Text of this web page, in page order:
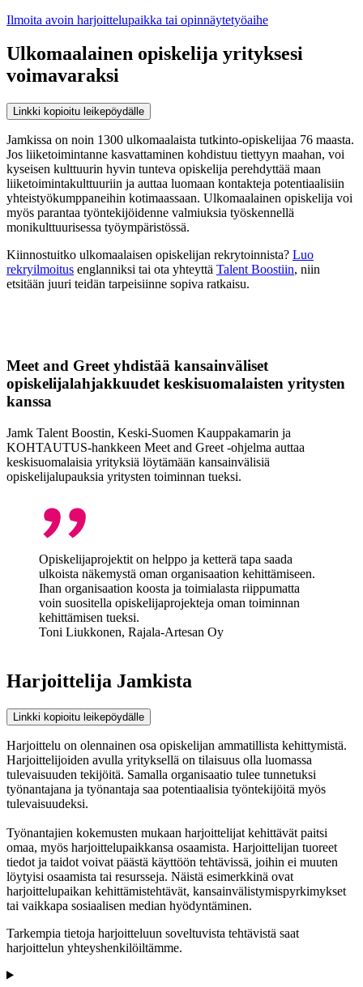
Ilmoita avoin harjoittelupaikka tai opinnäytetyöaihe
Ulkomaalainen opiskelija yrityksesi
voimavaraksi
Linkki kopioitu leikepöydälle
Jamkissa on noin 1300 ulkomaalaista tutkinto-opiskelijaa 76 maasta.
Jos liiketoimintanne kasvattaminen kohdistuu tiettyyn maahan, voi
kyseisen kulttuurin hyvin tunteva opiskelija perehdyttää maan
liiketoimintakulttuuriin ja auttaa luomaan kontakteja potentiaalisiin
yhteistyökumppaneihin kotimaassaan. Ulkomaalainen opiskelija voi
myös parantaa työntekijöidenne valmiuksia työskennellä
monikulttuurisessa työympäristössä.
Kiinnostuitko ulkomaalaisen opiskelijan rekrytoinnista? Luo
rekryilmoitus englanniksi tai ota yhteyttä Talent Boostiin, niin
etsitään juuri teidän tarpeisiinne sopiva ratkaisu.
Meet and Greet yhdistää kansainväliset
opiskelijalahjakkuudet keskisuomalaisten yritysten
kanssa
Jamk Talent Boostin, Keski-Suomen Kauppakamarin ja
KOHTAUTUS-hankkeen Meet and Greet -ohjelma auttaa
keskisuomalaisia yrityksiä löytämään kansainvälisiä
opiskelijalupauksia yritysten toiminnan tueksi.
Opiskelijaprojektit on helppo ja ketterä tapa saada
ulkoista näkemystä oman organisaation kehittämiseen.
Ihan organisaation koosta ja toimialasta riippumatta
voin suositella opiskelijaprojekteja oman toiminnan
kehittämisen tueksi.
Toni Liukkonen, Rajala-Artesan Oy
Harjoittelija Jamkista
Linkki kopioitu leikepöydälle
Harjoittelu on olennainen osa opiskelijan ammatillista kehittymistä.
Harjoittelijoiden avulla yrityksellä on tilaisuus olla luomassa
tulevaisuuden tekijöitä. Samalla organisaatio tulee tunnetuksi
työnantajana ja työnantaja saa potentiaalisia työntekijöitä myös
tulevaisuudeksi.
Työnantajien kokemusten mukaan harjoittelijat kehittävät paitsi
omaa, myös harjoittelupaikkansa osaamista. Harjoittelijan tuoreet
tiedot ja taidot voivat päästä käyttöön tehtävissä, joihin ei muuten
löytyisi osaamista tai resursseja. Näistä esimerkkinä ovat
harjoittelupaikan kehittämistehtävät, kansainvälistymispyrkimykset
tai vaikkapa sosiaalisen median hyödyntäminen.
Tarkempia tietoja harjoitteluun soveltuvista tehtävistä saat
harjoittelun yhteyshenkilöiltämme.